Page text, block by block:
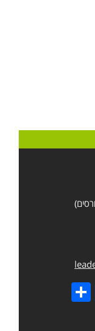
Share